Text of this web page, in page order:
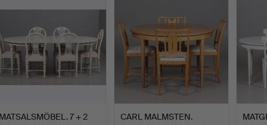
MATSALSMÖBEL. 7 + 2
CARL MALMSTEN.